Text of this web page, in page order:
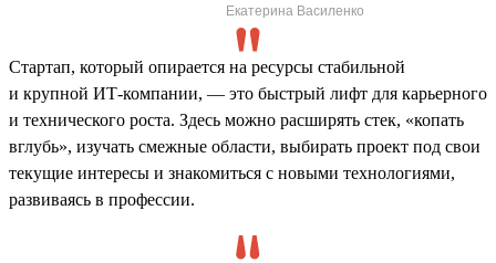
Екатерина Василенко
Стартап, который опирается на ресурсы стабильной
и крупной ИТ-компании, — это быстрый лифт для карьерного
и технического роста. Здесь можно расширять стек, «копать
вглубь», изучать смежные области, выбирать проект под свои
текущие интересы и знакомиться с новыми технологиями,
развиваясь в профессии.